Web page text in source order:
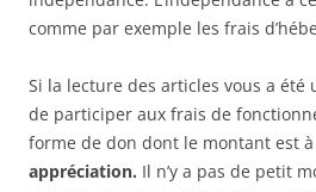
comme par exemple les frais
Si la lecture des articles vous a été
de participer aux frais de
forme de don dont le montant est à
appréciation. Il n’y a pas de petit